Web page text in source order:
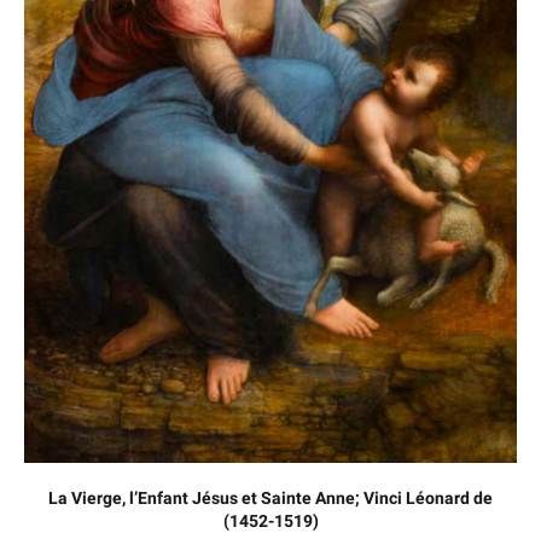
La Vierge, l’Enfant Jésus et Sainte Anne; Vinci Léonard de
(1452-1519)